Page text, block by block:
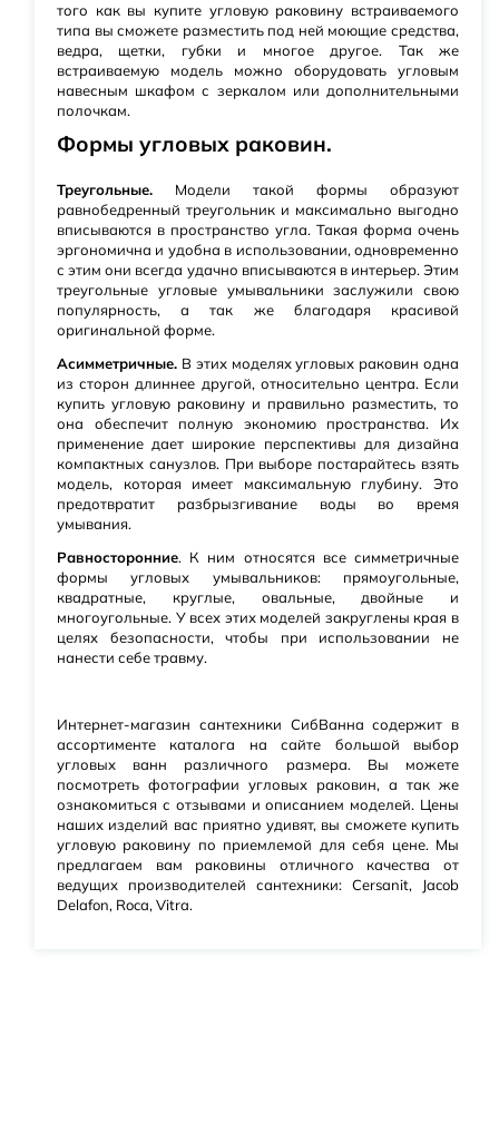
того как вы купите угловую раковину встраиваемого
типа вы сможете разместить под ней моющие средства,
ведра, щетки, губки и многое другое. Так же
встраиваемую модель можно оборудовать угловым
навесным шкафом с зеркалом или дополнительными
полочкам.
Формы угловых раковин.
Треугольные. Модели такой формы образуют
равнобедренный треугольник и максимально выгодно
вписываются в пространство угла. Такая форма очень
эргономична и удобна в использовании, одновременно
с этим они всегда удачно вписываются в интерьер. Этим
треугольные угловые умывальники заслужили свою
популярность, а так же благодаря красивой
оригинальной форме.
Асимметричные. В этих моделях угловых раковин одна
из сторон длиннее другой, относительно центра. Если
купить угловую раковину и правильно разместить, то
она обеспечит полную экономию пространства. Их
применение дает широкие перспективы для дизайна
компактных санузлов. При выборе постарайтесь взять
модель, которая имеет максимальную глубину. Это
предотвратит разбрызгивание воды во время
умывания.
Равносторонние. К ним относятся все симметричные
формы угловых умывальников: прямоугольные,
квадратные, круглые, овальные, двойные и
многоугольные. У всех этих моделей закруглены края в
целях безопасности, чтобы при использовании не
нанести себе травму.
Интернет-магазин сантехники СибВанна содержит в
ассортименте каталога на сайте большой выбор
угловых ванн различного размера. Вы можете
посмотреть фотографии угловых раковин, а так же
ознакомиться с отзывами и описанием моделей. Цены
наших изделий вас приятно удивят, вы сможете купить
угловую раковину по приемлемой для себя цене. Мы
предлагаем вам раковины отличного качества от
ведущих производителей сантехники: Cersanit, Jacob
Delafon, Roca, Vitra.